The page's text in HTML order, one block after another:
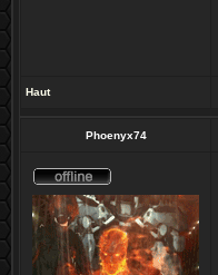
Haut
Phoenyx74